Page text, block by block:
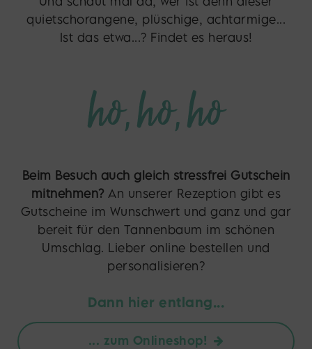
quietschorangene, plüschige, achtarmige...
Ist das etwa...? Findet es heraus!
Beim Besuch auch gleich stressfrei Gutschein
mitnehmen? An unserer Rezeption gibt es
Gutscheine im Wunschwert und ganz und gar
bereit für den Tannenbaum im schönen
Umschlag. Lieber online bestellen und
personalisieren?
Dann hier entlang...
... zum Onlineshop!